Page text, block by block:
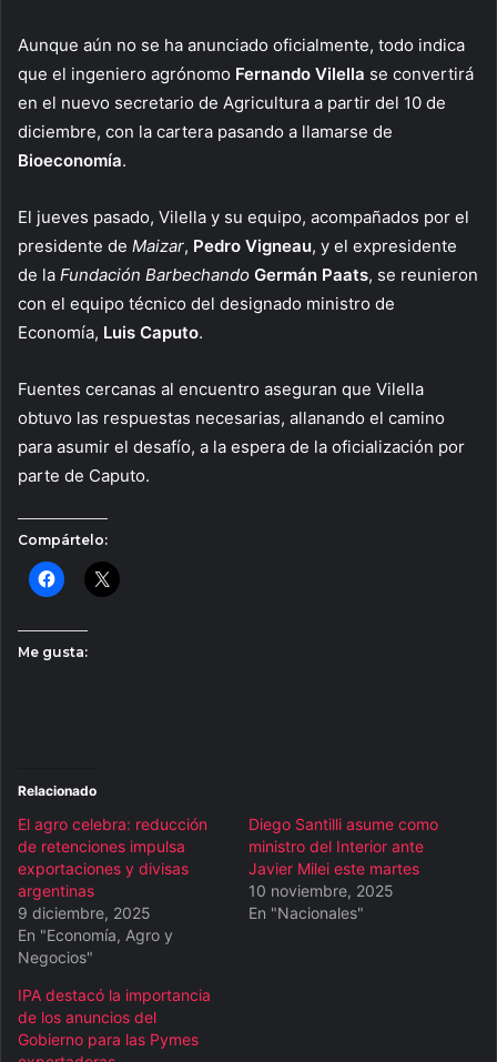
Aunque aún no se ha anunciado oficialmente, todo indica
que el ingeniero agrónomo Fernando Vilella se convertirá
en el nuevo secretario de Agricultura a partir del 10 de
diciembre, con la cartera pasando a llamarse de
Bioeconomía.
El jueves pasado, Vilella y su equipo, acompañados por el
presidente de Maizar, Pedro Vigneau, y el expresidente
de la Fundación Barbechando Germán Paats, se reunieron
con el equipo técnico del designado ministro de
Economía, Luis Caputo.
Fuentes cercanas al encuentro aseguran que Vilella
obtuvo las respuestas necesarias, allanando el camino
para asumir el desafío, a la espera de la oficialización por
parte de Caputo.
Compártelo:
Me gusta:
Relacionado
El agro celebra: reducción
de retenciones impulsa
exportaciones y divisas
argentinas
9 diciembre, 2025
En "Economía, Agro y
Negocios"
Diego Santilli asume como
ministro del Interior ante
Javier Milei este martes
10 noviembre, 2025
En "Nacionales"
IPA destacó la importancia
de los anuncios del
Gobierno para las Pymes